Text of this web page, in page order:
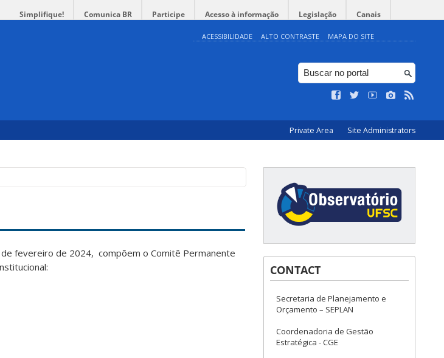
Simplifique! Comunica BR Participe Acesso à informação Legislação Canais
ACESSIBILIDADE ALTO CONTRASTE MAPA DO SITE
Private Area Site Administrators
fevereiro de 2024, compõem o Comitê Permanente
CONTACT
Secretaria de Planejamento e
Orçamento – SEPLAN
Coordenadoria de Gestão
Estratégica - CGE